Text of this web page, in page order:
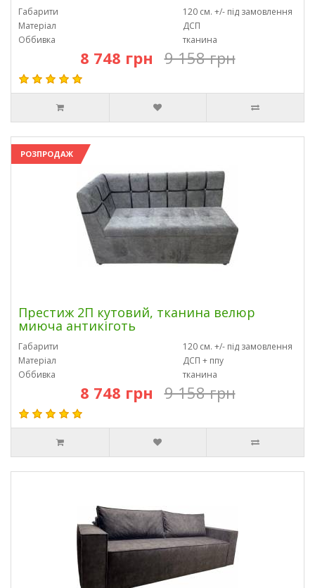
Габарити
120 см. +/- під замовлення
Матеріал
ДСП
Оббивка
тканина
8 748 грн 9 158 грн
РОЗПРОДАЖ
Престиж 2П кутовий, тканина велюр
миюча антикіготь
Габарити
120 см. +/- під замовлення
Матеріал
ДСП + ппу
Оббивка
тканина
8 748 грн 9 158 грн